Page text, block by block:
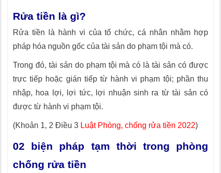
Rửa tiền là gì?
Rửa tiền là hành vi của tổ chức, cá nhân nhằm hợp
pháp hóa nguồn gốc của tài sản do phạm tội mà có.
Trong đó, tài sản do phạm tội mà có là tài sản có được
trực tiếp hoặc gián tiếp từ hành vi phạm tội; phần thu
nhập, hoa lợi, lợi tức, lợi nhuận sinh ra từ tài sản có
được từ hành vi phạm tội.
(Khoản 1, 2 Điều 3 Luật Phòng, chống rửa tiền 2022)
02 biện pháp tạm thời trong phòng
chống rửa tiền